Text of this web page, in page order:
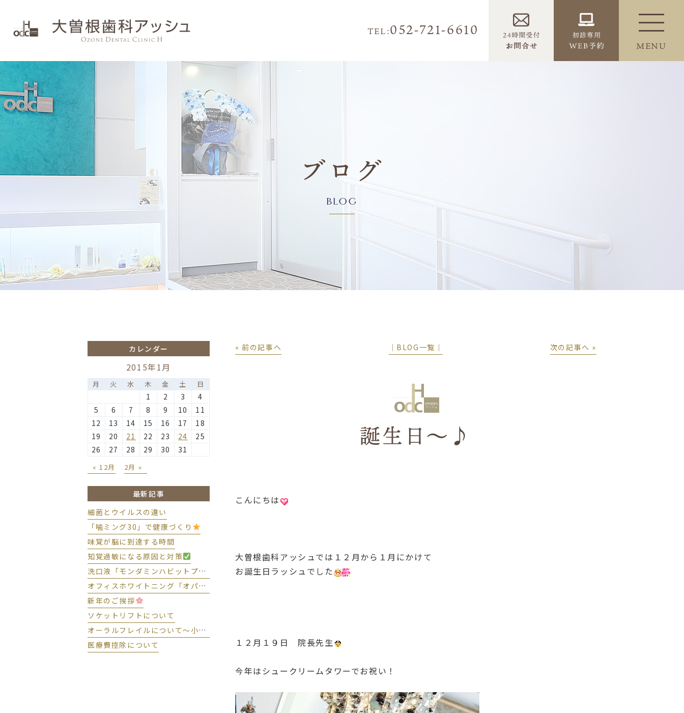
TEL:052-721-6610
ブログ
BLOG
MENU
« 前の記事へ │BLOG一覧│ 次の記事へ »
誕生日～♪
こんにちは
大曽根歯科アッシュでは１２月から１月にかけて
お誕生日ラッシュでした
１２月１９日 院長先生
今年はシュークリームタワーでお祝い！
カレンダー
2015年1月
月 火 水 木 金 土 日
1 2 3
4
5
6 7 8 9 10
11
12
13 14 15 16 17
18
19
20 21 22 23 24
25
26
27 28 29 30 31
« 12月 2月 »
最新記事
細菌とウイルスの違い
「噛ミング30」で健康づくり
味覚が脳に到達する時間
知覚過敏になる原因と対策
洗口液「モンダミンハビットプロ」導入しました
オフィスホワイトニング「オパールエッセンスBOOST」導入しました
新年のご挨拶
ソケットリフトについて
オーラルフレイルについて～小さな変化に気づいて予防しましょう～
医療費控除について